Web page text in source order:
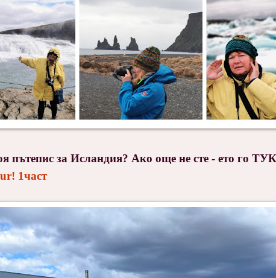
пътепис за Исландия? Ако още не сте - ето го
1част